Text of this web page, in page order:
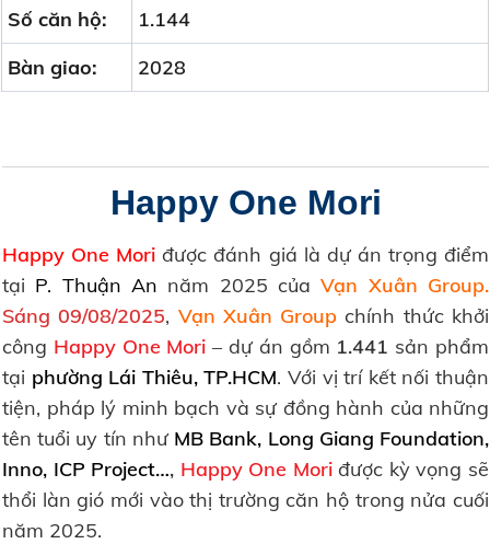
Số căn hộ:
1.144
Bàn giao:
2028
Happy One Mori
Happy One Mori được đánh giá là dự án trọng điểm
tại P. Thuận An năm 2025 củaVạn Xuân Group.
Sáng 09/08/2025, Vạn Xuân Group chính thức khởi
công Happy One Mori – dự án gồm 1.441 sản phẩm
tại phường Lái Thiêu, TP.HCM. Với vị trí kết nối thuận
tiện, pháp lý minh bạch và sự đồng hành của những
tên tuổi uy tín như MB Bank, Long Giang Foundation,
Inno, ICP Project…, Happy One Moriđược kỳ vọng sẽ
thổi làn gió mới vào thị trường căn hộ trong nửa cuối
năm 2025.